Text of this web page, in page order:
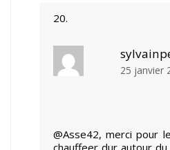
25 janvier
@Asse42, merci pour
chauffeer dur autour